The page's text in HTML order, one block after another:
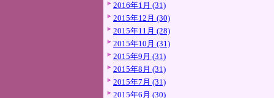
2016年1月 (31)
2015年12月 (30)
2015年11月 (28)
2015年10月 (31)
2015年9月 (31)
2015年8月 (31)
2015年7月 (31)
2015年6月 (30)